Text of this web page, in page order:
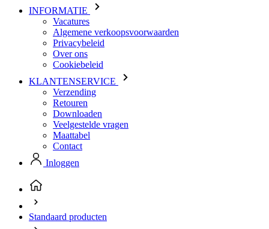
INFORMATIE
Vacatures
Algemene verkoopsvoorwaarden
Privacybeleid
Over ons
Cookiebeleid
KLANTENSERVICE
Verzending
Retouren
Downloaden
Veelgestelde vragen
Maattabel
Contact
Inloggen
Standaard producten